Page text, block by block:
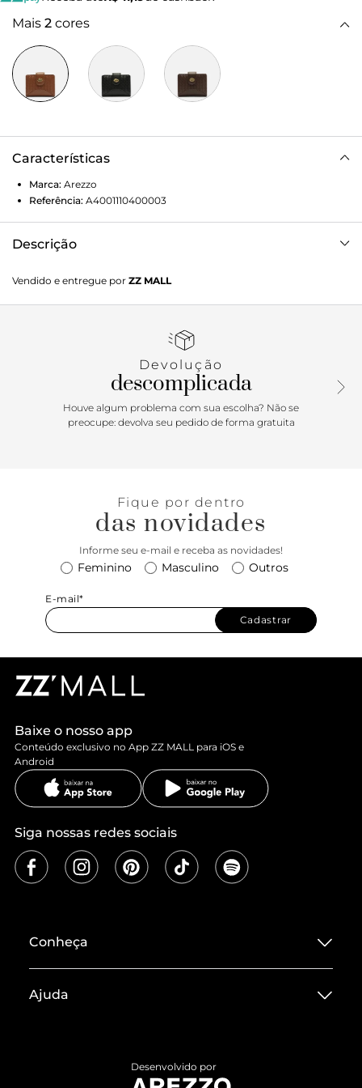
Mais 2 cores
Características
Marca: Arezzo
Referência: A4001110400003
Descrição
formato quadrado e capas em tressê. Possui fecho em
lapela com detalhe em metal dourado orgânico e botão.
cartões. Com inscrição do nome da marca na parte interna.
Vendido e entregue por ZZ MALL
Devolução
descomplicada
Houve algum problema com sua escolha? Não se
preocupe: devolva seu pedido de forma gratuita
Fique por dentro
das novidades
Informe seu e-mail e receba as novidades!
Feminino Masculino Outros
E-mail*
Cadastrar
Baixe o nosso app
Conteúdo exclusivo no App ZZ MALL para iOS e
Android
Siga nossas redes sociais
Conheça
Termos de Uso
Ajuda
Desenvolvido por